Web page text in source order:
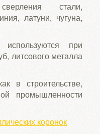
стали,
латуни, чугуна,
используются при
литсового металла
в строительстве,
промышленности
коронок